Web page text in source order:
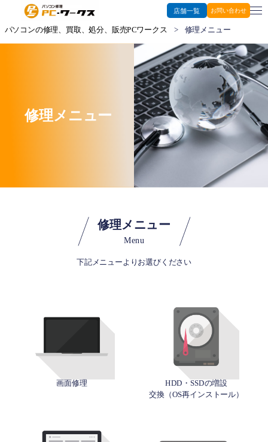
店舗一覧 お問い合わせ
パソコンの修理、買取、処分、販売PCワークス > 修理メニュー
修理メニュー
修理メニュー
Menu
下記メニューよりお選びください
画面修理
HDD・SSDの増設
交換（OS再インストール）